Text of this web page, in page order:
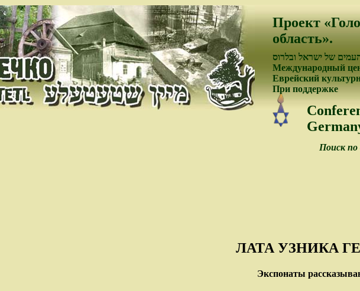
Проект
область».
של ישראל ובלרוס
Международный
Еврейский
При поддержке
Поиск по
ЛАТА УЗНИКА
Экспонаты